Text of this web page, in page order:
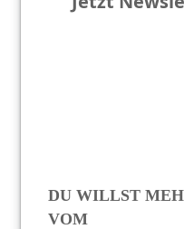
DU WILLST
VOM